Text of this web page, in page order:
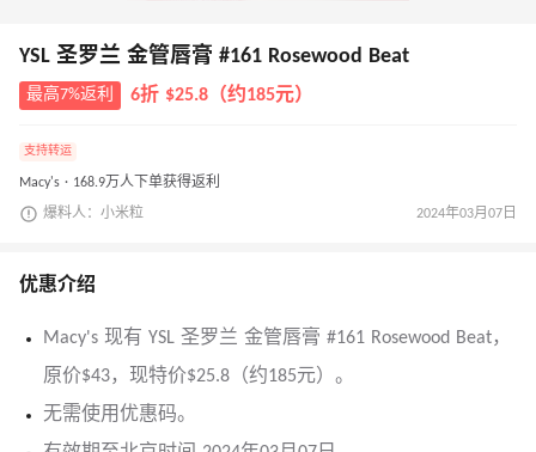
YSL 圣罗兰 金管唇膏 #161 Rosewood Beat
最高7%返利 6折 $25.8（约185元）
支持转运
Macy's · 168.9万人下单获得返利
爆料人：小米粒 2024年03月07日
优惠介绍
Macy's 现有 YSL 圣罗兰 金管唇膏 #161 Rosewood Beat，
原价$43，现特价$25.8（约185元）。
无需使用优惠码。